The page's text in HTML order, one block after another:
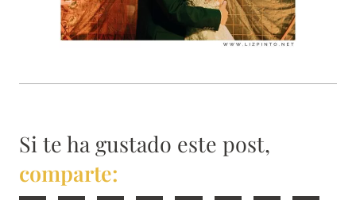
Si te ha gustado este post,
comparte: